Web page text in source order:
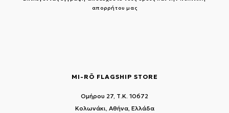
απορρήτου μας
MI-RŌ FLAGSHIP STORE
Ομήρου 27, Τ.Κ. 10672
Κολωνάκι, Αθήνα, Ελλάδα